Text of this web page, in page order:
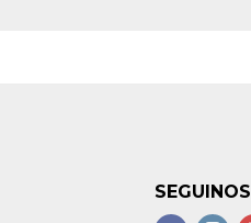
SEGUINOS